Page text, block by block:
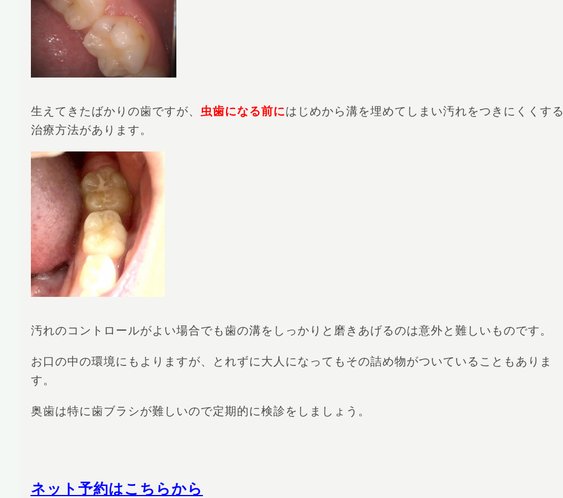
生えてきたばかりの歯ですが、 虫歯になる前にはじめから溝を埋めてしまい汚れをつきにくくする
治療方法があります。
汚れのコントロールがよい場合でも歯の溝をしっかりと磨きあげるのは意外と難しいものです。
お口の中の環境にもよりますが、とれずに大人になってもその詰め物がついていることもありま
す。
奥歯は特に歯ブラシが難しいので定期的に検診をしましょう。
ネット予約はこちらから